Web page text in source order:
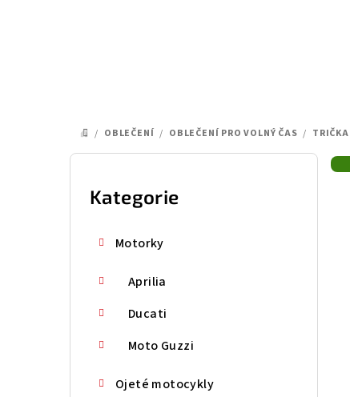
DOMŮ
/ OBLEČENÍ / OBLEČENÍ PRO VOLNÝ ČAS / TRIČKA
P
Přeskočit
kategorie
Kategorie
Motorky
Aprilia
Ducati
Moto Guzzi
Ojeté motocykly